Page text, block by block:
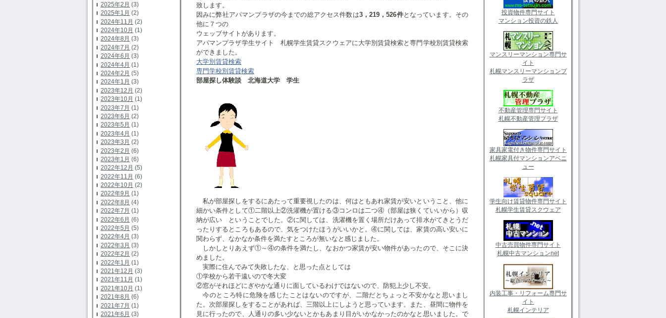
2025年2月 (3)
2025年1月 (2)
2024年11月 (2)
2024年10月 (1)
2024年8月 (3)
2024年7月 (2)
2024年6月 (3)
2024年4月 (1)
2024年2月 (5)
2024年1月 (3)
2023年12月 (2)
2023年10月 (1)
2023年7月 (1)
2023年6月 (2)
2023年5月 (1)
2023年4月 (1)
2023年3月 (2)
2023年2月 (6)
2023年1月 (6)
2022年12月 (5)
2022年11月 (6)
2022年10月 (2)
2022年9月 (1)
2022年8月 (4)
2022年7月 (1)
2022年6月 (6)
2022年5月 (5)
2022年4月 (3)
2022年3月 (3)
2022年2月 (2)
2022年1月 (1)
2021年12月 (3)
2021年11月 (1)
2021年10月 (1)
2021年8月 (6)
2021年7月 (1)
2021年6月 (3)
致します。
因みに弊社アパマンプラザの今までの総アクセス件数は3，219，526件となっています。その
他に７つの
ウェッブサイトがあります。
アパマンプラザ学生サイト 札幌学生賃貸スクウェアに大学別賃貸検索と専門学校別賃貸検索
ができました。
大学別賃貸検索
専門学校別賃貸検索
部屋探し体験談 北海道大学 学生
私が部屋探しをするにあたって重要視したのは、何はともあれ家賃が安いということ、他に
細かい条件として①二階以上②洗濯機が置ける③コンロは二つ④（部屋は狭くていいから）収
納が広い ということでした。②に関しては、洗濯機を置く場所だけあって排水がてきとうだ
ったりするところもあるので、気をつけたほうがいいかと。④に関しては、家賃の高い安いに
関わらず、なかなか条件を満たすところが無いなと感じました。
しかしとりあえず①～④の条件を満たし、なおかつ家賃が安い物件があったので、そこに決
めました。
実際に住んでみて失敗したな、と思った点としては
①学校から若干遠いので冬大変
②窓がそれほどにぎやかな通りに面しているわけではないので、防犯上少し不安。
今のところ特に危険を感じたことはないのですが、二階だとちょっと不安かなと思いまし
た。次部屋探しをすることがあれば、三階以上にしようと思っています。また、昼間に物件を
見に行ったので、人通りの多い少ないとかもあまり目がいかなかったのかなと思いました。で
投資物件専門サイト
マンション投資の鉄人
マンスリーマンション専門サ
イト
札幌マンスリーマンションプ
ラザ
不動産管理専門サイト
札幌不動産管理プラザ
家具家電付き物件専門サイト
札幌家具付マンションアベニ
ュー
学生向け賃貸物件専門サイト
札幌学生賃貸スクウェア
中古売買物件専門サイト
札幌中古マンションnet
内装工事・リフォーム専門サ
イト
札幌インテリア